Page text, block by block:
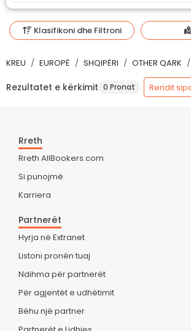
Klasifikoni dhe Filtroni
KREU EUROPË SHQIPËRI OTHER QARK
Rezultatet e kërkimit 0 Pronat
Rreth
Rreth AllBookers.com
Si punojmë
Karriera
Partnerët
Hyrja në Extranet
Listoni pronën tuaj
Ndihma për partnerët
Për agjentët e udhëtimit
Bëhu një partner